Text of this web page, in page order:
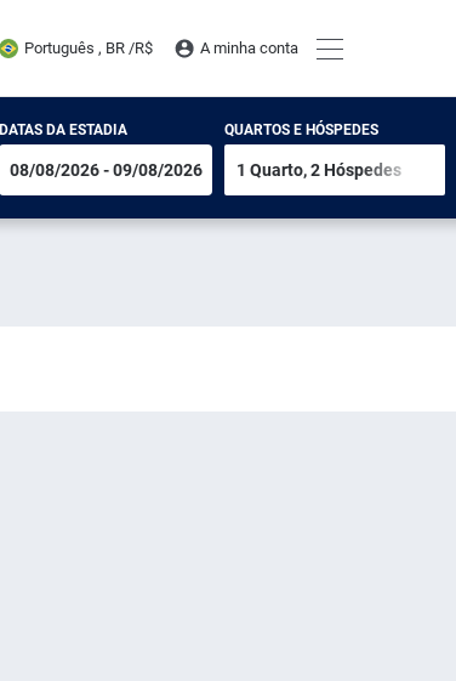
Português , BR /R$ A minha conta
DATAS DA ESTADIA QUARTOS E HÓSPEDES